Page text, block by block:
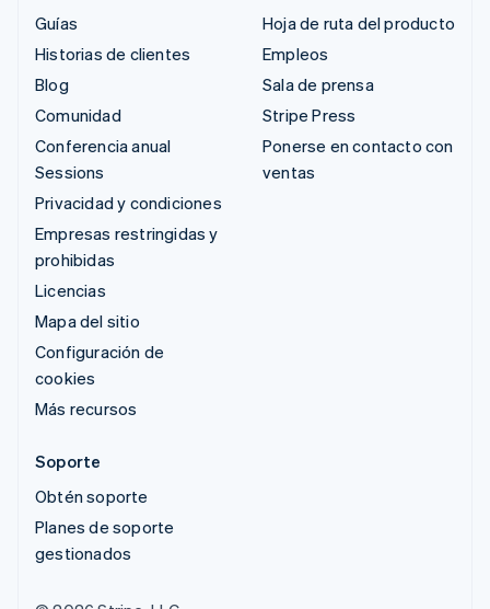
Guías
Historias de clientes
Blog
Comunidad
Conferencia anual
Sessions
Privacidad y condiciones
Empresas restringidas y
prohibidas
Licencias
Mapa del sitio
Configuración de
cookies
Más recursos
Hoja de ruta del producto
Empleos
Sala de prensa
Stripe Press
Ponerse en contacto con
ventas
Soporte
Obtén soporte
Planes de soporte
gestionados